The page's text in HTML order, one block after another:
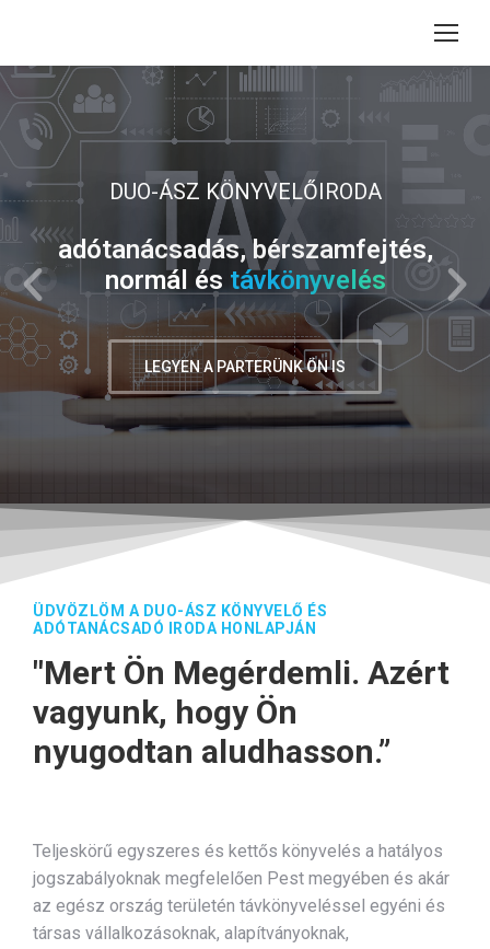
DUO-ÁSZ KÖNYVELŐIRODA
adótanácsadás, bérszamfejtés,
normál és távkönyvelés
LEGYEN A PARTERÜNK ÖN IS
ÜDVÖZLÖM A DUO-ÁSZ KÖNYVELŐ ÉS
ADÓTANÁCSADÓ IRODA HONLAPJÁN
"Mert Ön Megérdemli. Azért
vagyunk, hogy Ön
nyugodtan aludhasson.”
Teljeskörű egyszeres és kettős könyvelés a hatályos
jogszabályoknak megfelelően Pest megyében és akár
az egész ország területén távkönyveléssel egyéni és
társas vállalkozásoknak, alapítványoknak,